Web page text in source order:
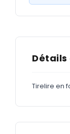
ADHÉSIFS
Tirelire en